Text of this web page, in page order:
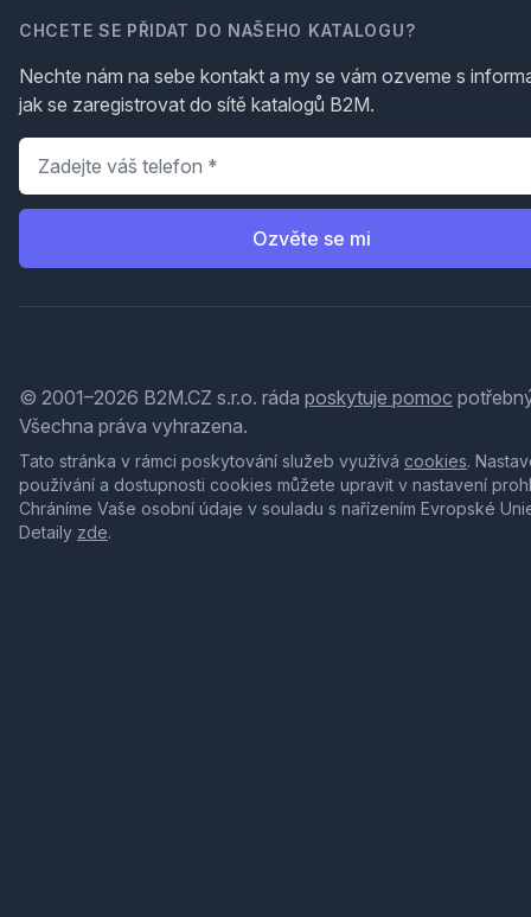
CHCETE SE PŘIDAT DO NAŠEHO KATALOGU?
Nechte nám na sebe kontakt a my se vám ozveme s
jak se zaregistrovat do sítě katalogů B2M.
Telefon
Ozvěte se mi
© 2001–2026 B2M.CZ s.r.o. ráda poskytuje pomoc
Všechna práva vyhrazena.
Tato stránka v rámci poskytování služeb využívá cookies.
používání a dostupnosti cookies můžete upravit v nastavení
Chráníme Vaše osobní údaje v souladu s nařízením Evropské
Detaily zde.